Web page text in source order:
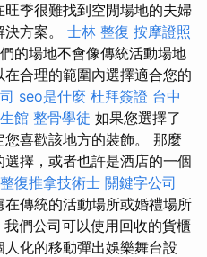
季很難找到空閒場地的夫婦
方案。 士林 整復 按摩證照
的場地不會像傳統活動場地
合理的範圍內選擇適合您的
seo是什麼 杜拜簽證 台中
館 整骨學徒 如果您選擇了
喜歡該地方的裝飾。 那麼
擇，或者也許是酒店的一個
復推拿技術士 關鍵字公司
傳統的活動場所或婚禮場所
我們公司可以使用回收的貨櫃
化的移動彈出娛樂舞台設